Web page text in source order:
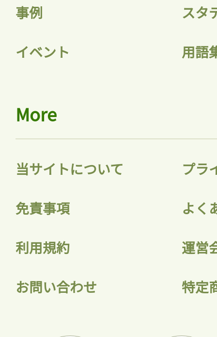
事例 スタ
イベント 用語
More
当サイトについて プラ
免責事項 よく
利用規約 運営
お問い合わせ 特定